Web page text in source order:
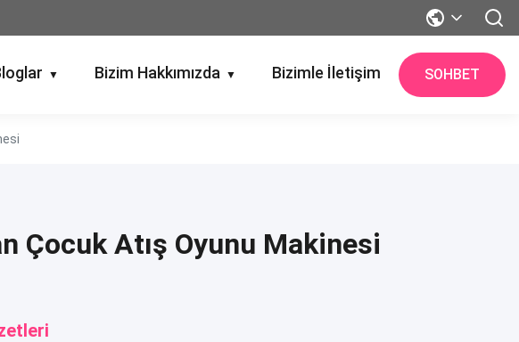
▼ Bizim Hakkımızda ▼ Bizimle İletişim SOHBET
Çocuk Atış Oyunu Makinesi